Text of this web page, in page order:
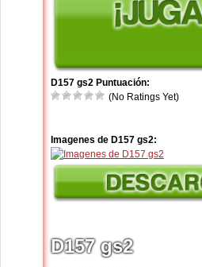
D157 gs2 Puntuación:
(No Ratings Yet)
Imagenes de D157 gs2:
D157 gs2